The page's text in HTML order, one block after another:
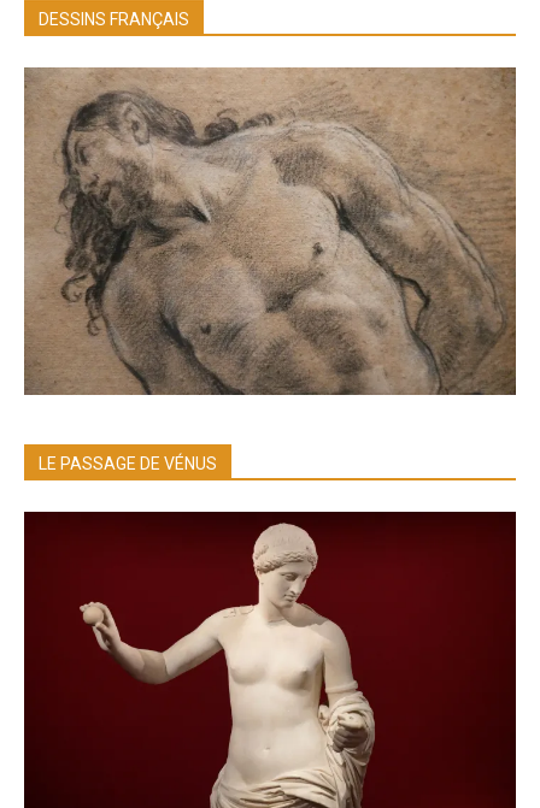
DESSINS FRANÇAIS
LE PASSAGE DE VÉNUS